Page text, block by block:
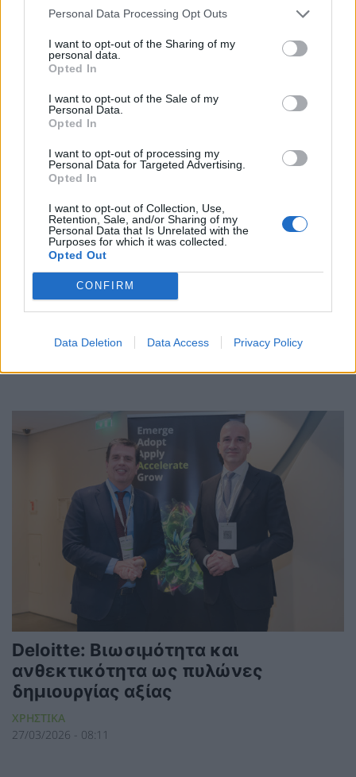
Personal Data Processing Opt Outs
I want to opt-out of the Sharing of my
personal data.
Opted In
I want to opt-out of the Sale of my
Personal Data.
Opted In
I want to opt-out of processing my
Personal Data for Targeted Advertising.
Opted In
I want to opt-out of Collection, Use,
Retention, Sale, and/or Sharing of my
Personal Data that Is Unrelated with the
Purposes for which it was collected.
Opted Out
CONFIRM
Data Deletion Data Access Privacy Policy
Δήμος Κοζάνης: Ολοκλήρωση 1ης
ΧΡΗΣΤΙΚΑ
Deloitte: Βιωσιμότητα και
ανθεκτικότητα ως πυλώνες
δημιουργίας αξίας
ΧΡΗΣΤΙΚΑ
27/03/2026 - 08:11